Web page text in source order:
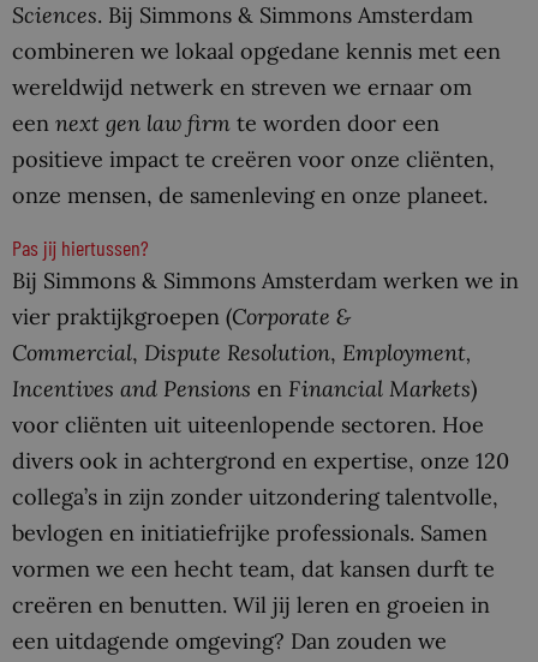
Sciences. Bij Simmons & Simmons Amsterdam
combineren we lokaal opgedane kennis met een
wereldwijd netwerk en streven we ernaar om
een next gen law firm te worden door een
positieve impact te creëren voor onze cliënten,
onze mensen, de samenleving en onze planeet.
Pas jij hiertussen?
Bij Simmons & Simmons Amsterdam werken we in
vier praktijkgroepen (Corporate &
Commercial, Dispute Resolution, Employment,
Incentives and Pensions en Financial Markets)
voor cliënten uit uiteenlopende sectoren. Hoe
divers ook in achtergrond en expertise, onze 120
collega’s in zijn zonder uitzondering talentvolle,
bevlogen en initiatiefrijke professionals. Samen
vormen we een hecht team, dat kansen durft te
creëren en benutten. Wil jij leren en groeien in
een uitdagende omgeving? Dan zouden we